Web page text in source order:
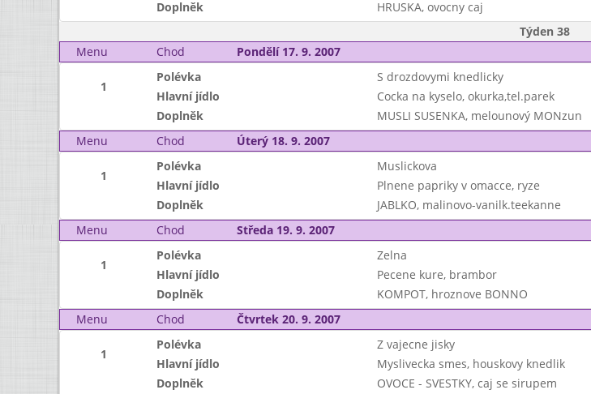
Doplněk
HRUSKA, ovocny caj
Týden 38
Menu
Chod Pondělí 17. 9. 2007
1
Polévka
S drozdovymi knedlicky
Hlavní jídlo
Cocka na kyselo, okurka,tel.parek
Doplněk
MUSLI SUSENKA, melounový MONzun
Menu
Chod Úterý 18. 9. 2007
1
Polévka
Muslickova
Hlavní jídlo
Plnene papriky v omacce, ryze
Doplněk
JABLKO, malinovo-vanilk.teekanne
Menu
Chod Středa 19. 9. 2007
1
Polévka
Zelna
Hlavní jídlo
Pecene kure, brambor
Doplněk
KOMPOT, hroznove BONNO
Menu
Chod Čtvrtek 20. 9. 2007
1
Polévka
Z vajecne jisky
Hlavní jídlo
Myslivecka smes, houskovy knedlik
Doplněk
OVOCE - SVESTKY, caj se sirupem